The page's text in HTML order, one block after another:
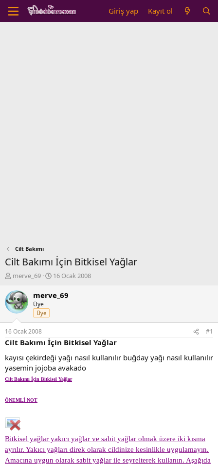
Giriş yap Kayıt ol
Cilt Bakımı
Cilt Bakımı İçin Bitkisel Yağlar
K
n
b
u
y
u
b
a
l
a
t
n
merve_69
B
ş
ı
ç
t
a
r
i
16 Ocak 2008
merve_69
Üye
Üye
16 Ocak 2008 #1
Cilt Bakımı İçin Bitkisel Yağlar
kayısı çekirdeği yağı nasıl kullanılır buğday yağı nasıl kullanılır
yasemin jojoba avakado
Cilt Bakımı İçin Bitkisel Yağlar
ÖNEMLİ NOT
Bitkisel yağlar yakıcı yağlar ve sabit yağlar olmak üzere iki kısma
ayrılır. Yakıcı yağları direk olarak cildinize kesinlikle uygulamayın.
Amacına uygun olarak sabit yağlar ile seyrelterek kullanın. Aşağıda